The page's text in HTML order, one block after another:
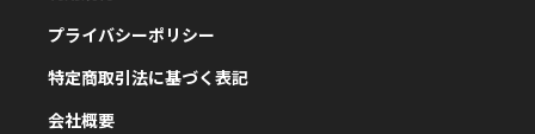
プライバシーポリシー
特定商取引法に基づく表記
会社概要